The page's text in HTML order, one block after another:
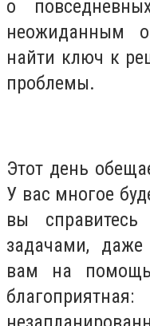
о
неожиданным
найти ключ к
проблемы.
Этот день
У вас многое
вы
задачами,
вам на